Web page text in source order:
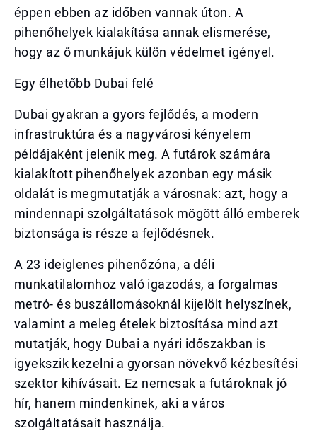
éppen ebben az időben vannak úton. A
pihenőhelyek kialakítása annak elismerése,
hogy az ő munkájuk külön védelmet igényel.
Egy élhetőbb Dubai felé
Dubai gyakran a gyors fejlődés, a modern
infrastruktúra és a nagyvárosi kényelem
példájaként jelenik meg. A futárok számára
kialakított pihenőhelyek azonban egy másik
oldalát is megmutatják a városnak: azt, hogy a
mindennapi szolgáltatások mögött álló emberek
biztonsága is része a fejlődésnek.
A 23 ideiglenes pihenőzóna, a déli
munkatilalomhoz való igazodás, a forgalmas
metró- és buszállomásoknál kijelölt helyszínek,
valamint a meleg ételek biztosítása mind azt
mutatják, hogy Dubai a nyári időszakban is
igyekszik kezelni a gyorsan növekvő kézbesítési
szektor kihívásait. Ez nemcsak a futároknak jó
hír, hanem mindenkinek, aki a város
szolgáltatásait használja.